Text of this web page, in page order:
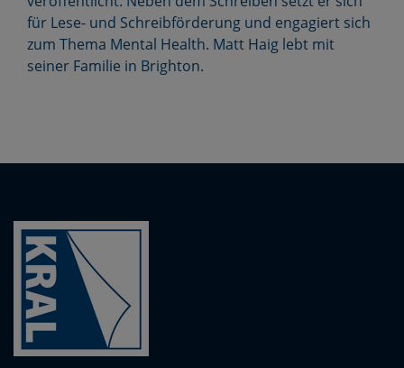
für Lese- und Schreibförderung und engagiert sich
zum Thema Mental Health. Matt Haig lebt mit
seiner Familie in Brighton.